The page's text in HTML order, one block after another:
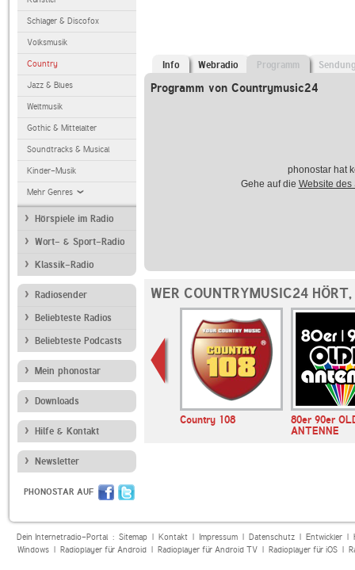
Schlager & Discofox
Volksmusik
Country
Jazz & Blues
Weltmusik
Gothic & Mittelalter
Soundtracks & Musical
Kinder-Musik
Mehr Genres
Hörspiele im Radio
Wort- & Sport-Radio
Klassik-Radio
Radiosender
Beliebteste Radios
Beliebteste Podcasts
Mein phonostar
Downloads
Hilfe & Kontakt
Newsletter
PHONOSTAR AUF
Info Webradio Programm
Programm von Countrymusic24
phonostar hat
Gehe auf die Website des
WER COUNTRYMUSIC24
BAYERN Outlaw Country Radio Country 108
80er 90er
ANTENNE
Dein Internetradio-Portal : Sitemap| Kontakt| Impressum| Datenschutz| Entwickler|
Windows| Radioplayer für Android| Radioplayer für Android TV| Radioplayer für iOS|